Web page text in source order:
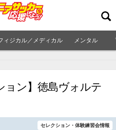
ィジカル／メディカル メンタル
ョン】徳島ヴォルテ
セレクション・体験練習会情報